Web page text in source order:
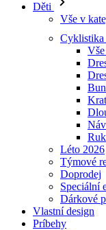
Děti
Vše v
Cyklistika
Léto 2026
Týmové
Doprodej
Speciální
Dárkové
Vlastní design
Príbehy